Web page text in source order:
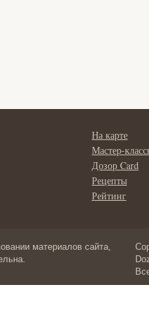
На карте
Мастер-
Дозор Card
Рецепты
Рейтинг
материалов сайта,